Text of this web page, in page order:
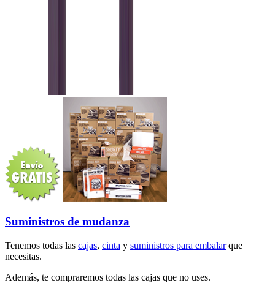
Suministros de mudanza
Tenemos todas las cajas, cinta y suministros para embalarque
necesitas.
Además, te compraremos todas las cajas que no uses.